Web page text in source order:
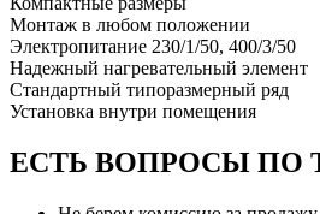
Монтаж в любом положении
Электропитание 230/1/50, 400/3/50
Надежный нагревательный элемент
Стандартный типоразмерный ряд
Установка внутри помещения
ЕСТЬ ВОПРОСЫ ПО